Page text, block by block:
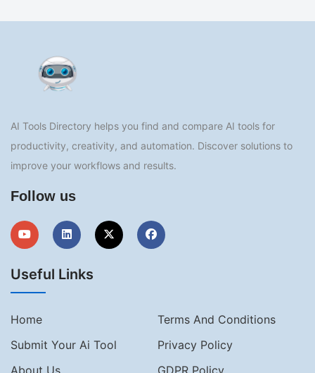
AI Tools Directory helps you find and compare AI tools for
productivity, creativity, and automation. Discover solutions to
improve your workflows and results.
Follow us
Useful Links
Home
Terms And Conditions
Submit Your Ai Tool
Privacy Policy